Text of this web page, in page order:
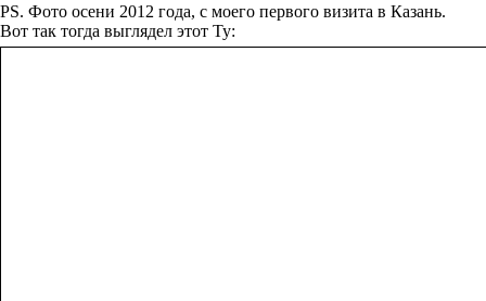
PS. Фото осени 2012 года, с моего первого визита в Казань.
Вот так тогда выглядел этот Ту: